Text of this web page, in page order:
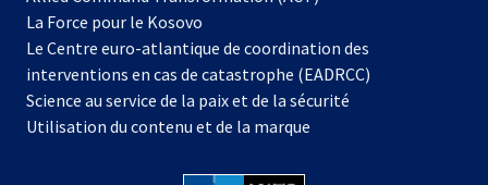
nouvel
onglet
La Force pour le Kosovo
dans
un
nouvel
onglet
Le Centre euro-atlantique de coordination des
interventions en cas de catastrophe (EADRCC)
Science au service de la paix et de la sécurité
Utilisation du contenu et de la marque